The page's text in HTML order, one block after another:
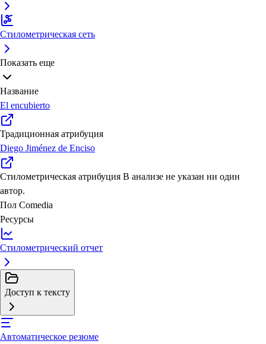
Стилометрическая сеть
Показать еще
Название
El encubierto
Традиционная атрибуция
Diego Jiménez de Enciso
Стилометрическая атрибуция В анализе не указан ни один
автор.
Пол Comedia
Ресурсы
Стилометрический отчет
Доступ к тексту
Автоматическое резюме